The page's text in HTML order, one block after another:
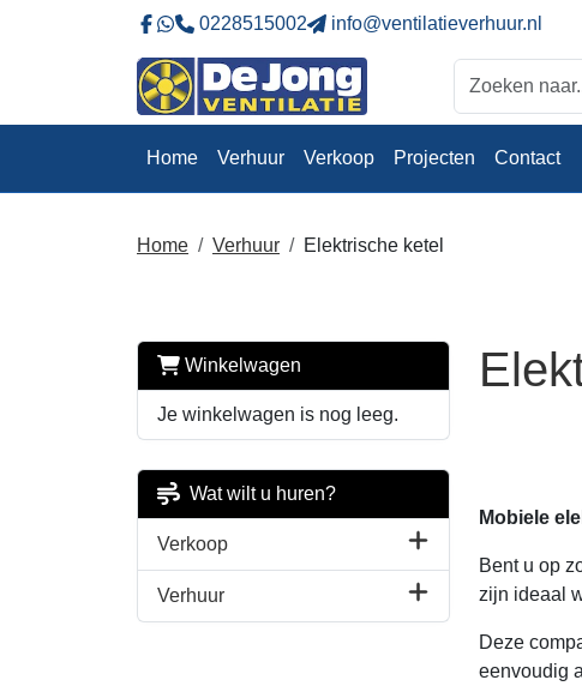
Naar onze Facebookpagina
Stuur ons eeb whatsapp bericht
0228515002 info@ventilatieverhuur.nl
Home Verhuur Verkoop Projecten Contact
Home Verhuur Elektrische ketel
Winkelwagen
Je winkelwagen is nog leeg.
Wat wilt u huren?
Verkoop
Verhuur
Mobiele
Bent u op
zijn ideaal
Deze
eenvoudig